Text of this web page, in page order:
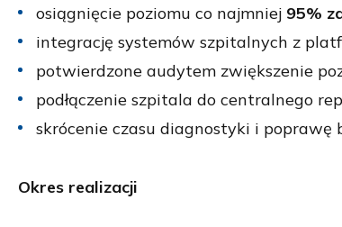
osiągnięcie poziomu co najmniej 95%
integrację systemów szpitalnych z
potwierdzone audytem zwiększenie
podłączenie szpitala do centralnego
skrócenie czasu diagnostyki i
Okres realizacji